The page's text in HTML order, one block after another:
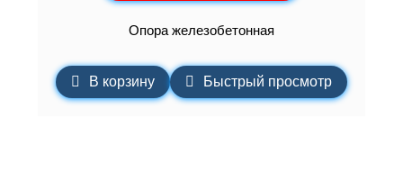
Опора железобетонная
В корзину Быстрый просмотр